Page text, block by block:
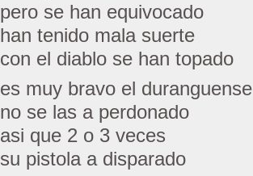
pero se han equivocado
han tenido mala suerte
con el diablo se han topado
es muy bravo el duranguense
no se las a perdonado
asi que 2 o 3 veces
su pistola a disparado